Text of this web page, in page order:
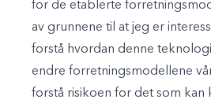
for de etablerte
av grunnene til at jeg er
forstå hvordan denne
endre forretningsmodellene
forstå risikoen for det som kan